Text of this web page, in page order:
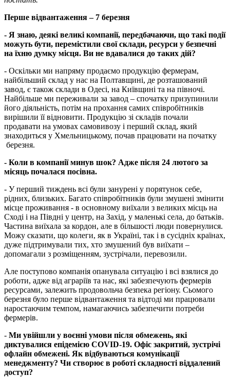
Перше відвантаження – 7 березня
- Я знаю, деякі великі компанії, передбачаючи, що такі події
можуть бути, перемістили свої склади, ресурси у безпечні
на їхню думку місця. Ви не вдавалися до таких дій?
- Оскільки ми напряму продаємо продукцію фермерам,
найбільший склад у нас на Полтавщині, де розташований
завод, є також склади в Одесі, на Київщині та на півночі.
Найбільше ми переживали за завод – спочатку призупинили
його діяльність, потім на прохання самих співробітників
вирішили її відновити. Продукцію зі складів почали
продавати на умовах самовивозу і перший склад, який
знаходиться у Хмельницькому, почав працювати на початку
березня.
- Коли в компанії минув шок? Адже після 24 лютого за
місяць почалася посівна.
- У перший тиждень всі були занурені у порятунок себе,
рідних, близьких. Багато співробітників були змушені змінити
місце проживання - в основному виїхали з великих місць на
Сході і на Півдні у центр, на Захід, у маленькі села, до батьків.
Частина виїхала за кордон, але в більшості люди повернулися.
Можу сказати, що колеги, як в Україні, так і в сусідніх країнах,
дуже підтримували тих, хто змушений був виїхати –
допомагали з розміщенням, зустрічали, перевозили.
Але поступово компанія опанувала ситуацію і всі взялися до
роботи, адже від аграріїв та нас, які забезпечують фермерів
ресурсами, залежить продовольча безпека регіону. Сьомого
березня було перше відвантаження та відтоді ми працювали
наростаючим темпом, намагаючись забезпечити потреби
фермерів.
- Ми увійшли у воєнні умови після обмежень, які
диктувалися епідемією COVID-19. Офіс закритий, зустрічі
офлайн обмежені. Як відбуваються комунікації
менеджменту? Чи створює в роботі складності віддалений
доступ?